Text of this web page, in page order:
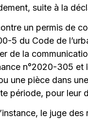
suite à la
un permis de
5 du Code de
de la
n°2020-305
une pièce dans
période, pour leur
le juge